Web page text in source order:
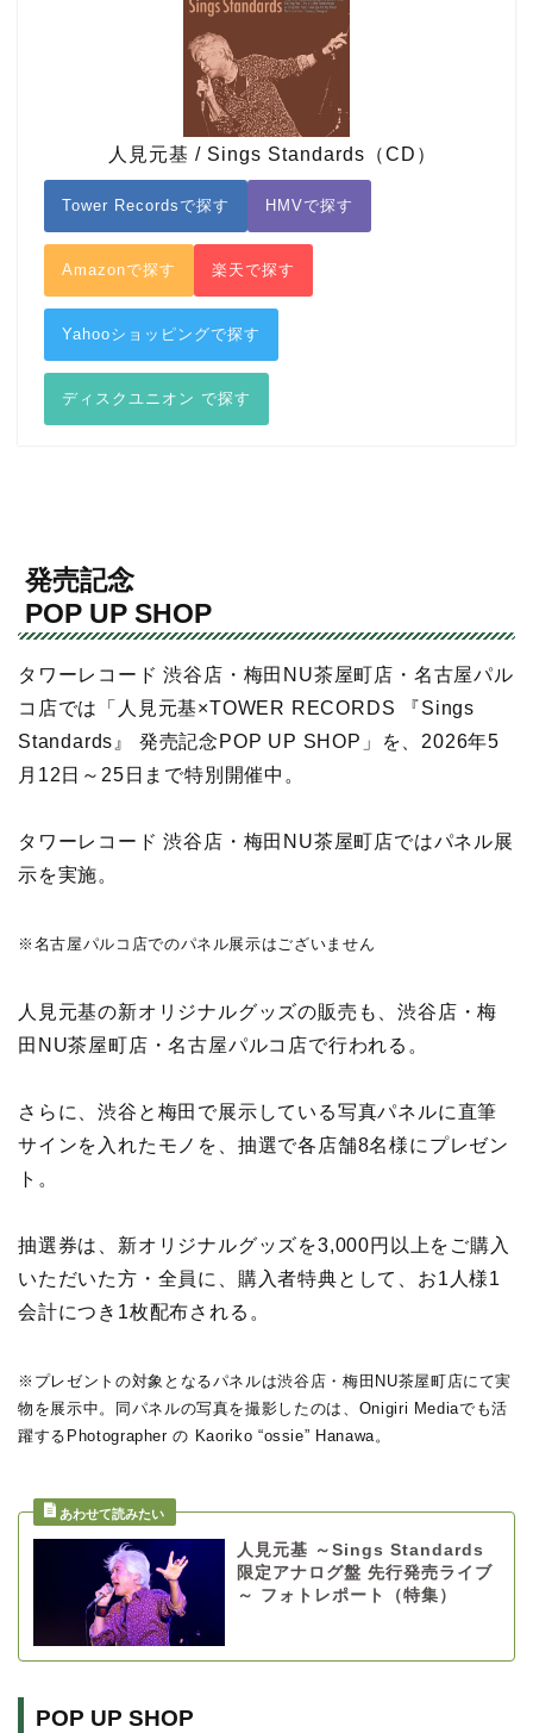
人見元基 / Sings Standards（CD）
Tower Recordsで探す HMVで探す
Amazonで探す 楽天で探す
Yahooショッピングで探す
ディスクユニオン で探す
発売記念
POP UP SHOP
タワーレコード 渋谷店・梅田NU茶屋町店・名古屋パル
コ店では「人見元基×TOWER RECORDS 『Sings
Standards』 発売記念POP UP SHOP」を、2026年5
月12日～25日まで特別開催中。
タワーレコード 渋谷店・梅田NU茶屋町店ではパネル展
示を実施。
※名古屋パルコ店でのパネル展示はございません
⼈⾒元基の新オリジナルグッズの販売も、渋谷店・梅
田NU茶屋町店・名古屋パルコ店で行われる。
さらに、渋谷と梅田で展示している写真パネルに直筆
サインを入れたモノを、抽選で各店舗8名様にプレゼン
ト。
抽選券は、新オリジナルグッズを3,000円以上をご購入
いただいた方・全員に、購入者特典として、お1人様1
会計につき1枚配布される。
※プレゼントの対象となるパネルは渋谷店・梅田NU茶屋町店にて実
物を展示中。同パネルの写真を撮影したのは、Onigiri Mediaでも活
躍するPhotographer の Kaoriko “ossie” Hanawa。
人見元基 ～Sings Standards
限定アナログ盤 先行発売ライブ
～ フォトレポート（特集）
POP UP SHOP